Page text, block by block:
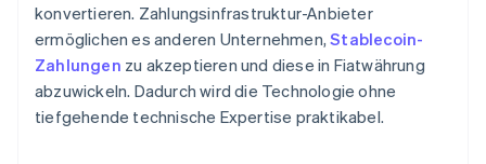
konvertieren. Zahlungsinfrastruktur-Anbieter
ermöglichen es anderen Unternehmen,Stablecoin-
Zahlungen zu akzeptieren und diese in Fiatwährung
abzuwickeln. Dadurch wird die Technologie ohne
tiefgehende technische Expertise praktikabel.